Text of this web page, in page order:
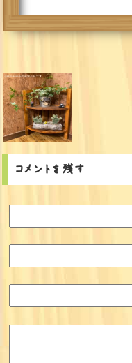
コメントを残す